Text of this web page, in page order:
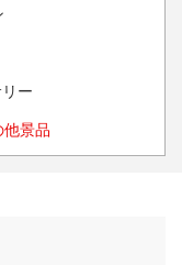
ー
他景品